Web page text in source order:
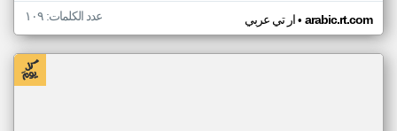
ار تي عربي• arabic.rt.com عدد الكلمات: ١٠٩